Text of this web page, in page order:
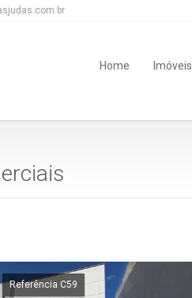
Home Imóveis
Referência C59